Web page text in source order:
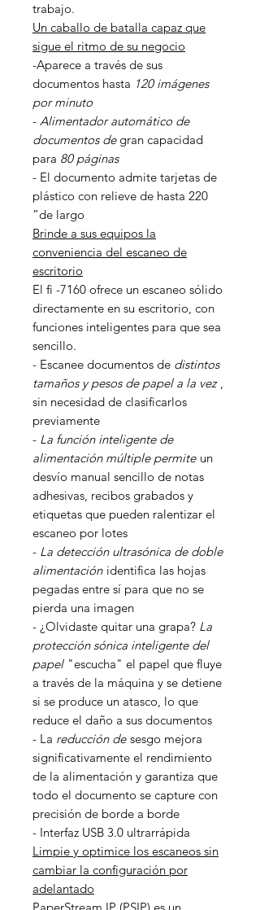
trabajo.
Un caballo de batalla capaz que
sigue el ritmo de su negocio
-Aparece a través de sus
documentos hasta 120 imágenes
por minuto
- Alimentador automático de
documentos degran capacidad
para 80 páginas
- El documento admite tarjetas de
plástico con relieve de hasta 220
”de largo
Brinde a sus equipos la
conveniencia del escaneo de
escritorio
El fi -7160 ofrece un escaneo sólido
directamente en su escritorio, con
funciones inteligentes para que sea
sencillo.
- Escanee documentos de distintos
tamaños y pesos de papel a la vez,
sin necesidad de clasificarlos
previamente
- La función inteligente de
alimentación múltiple permite un
desvío manual sencillo de notas
adhesivas, recibos grabados y
etiquetas que pueden ralentizar el
escaneo por lotes
- La detección ultrasónica de doble
alimentación identifica las hojas
pegadas entre sí para que no se
pierda una imagen
- ¿Olvidaste quitar una grapa? La
protección sónica inteligente del
papel "escucha" el papel que fluye
a través de la máquina y se detiene
si se produce un atasco, lo que
reduce el daño a sus documentos
- La reducción de sesgo mejora
significativamente el rendimiento
de la alimentación y garantiza que
todo el documento se capture con
precisión de borde a borde
- Interfaz USB 3.0 ultrarrápida
Limpie y optimice los escaneos sin
cambiar la configuración por
adelantado